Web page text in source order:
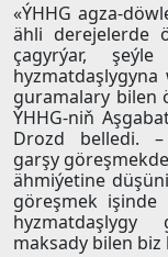
«ÝHHG agza-
ähli derejelerde
çagyrýar,
guramalary bilen
ÝHHG-niň
Drozd belledi. –
garşy
ähmiýetine
göreşmek işinde
hyzmatdaşlygy
maksady bilen